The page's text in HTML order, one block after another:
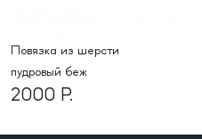
Повязка из шерсти
пудровый беж
2000 Р.